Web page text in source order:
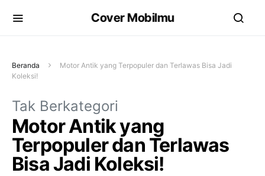
Cover Mobilmu
Beranda
Motor Antik yang Terpopuler dan Terlawas Bisa Jadi
Koleksi!
Tak Berkategori
Motor Antik yang
Terpopuler dan Terlawas
Bisa Jadi Koleksi!